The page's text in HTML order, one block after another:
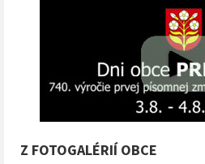
Z FOTOGALÉRIÍ OBCE